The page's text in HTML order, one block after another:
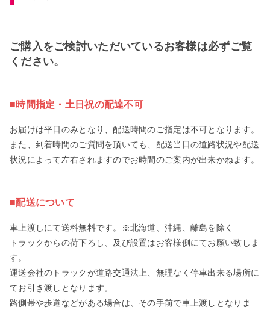
ご購入をご検討いただいているお客様は必ずご覧
ください。
■時間指定・土日祝の配達不可
お届けは平日のみとなり、配送時間のご指定は不可となります。
また、到着時間のご質問を頂いても、配送当日の道路状況や配送
状況によって左右されますのでお時間のご案内が出来かねます。
■配送について
車上渡しにて送料無料です。※北海道、沖縄、離島を除く
トラックからの荷下ろし、及び設置はお客様側にてお願い致しま
す。
運送会社のトラックが道路交通法上、無理なく停車出来る場所に
てお引き渡しとなります。
路側帯や歩道などがある場合は、その手前で車上渡しとなりま